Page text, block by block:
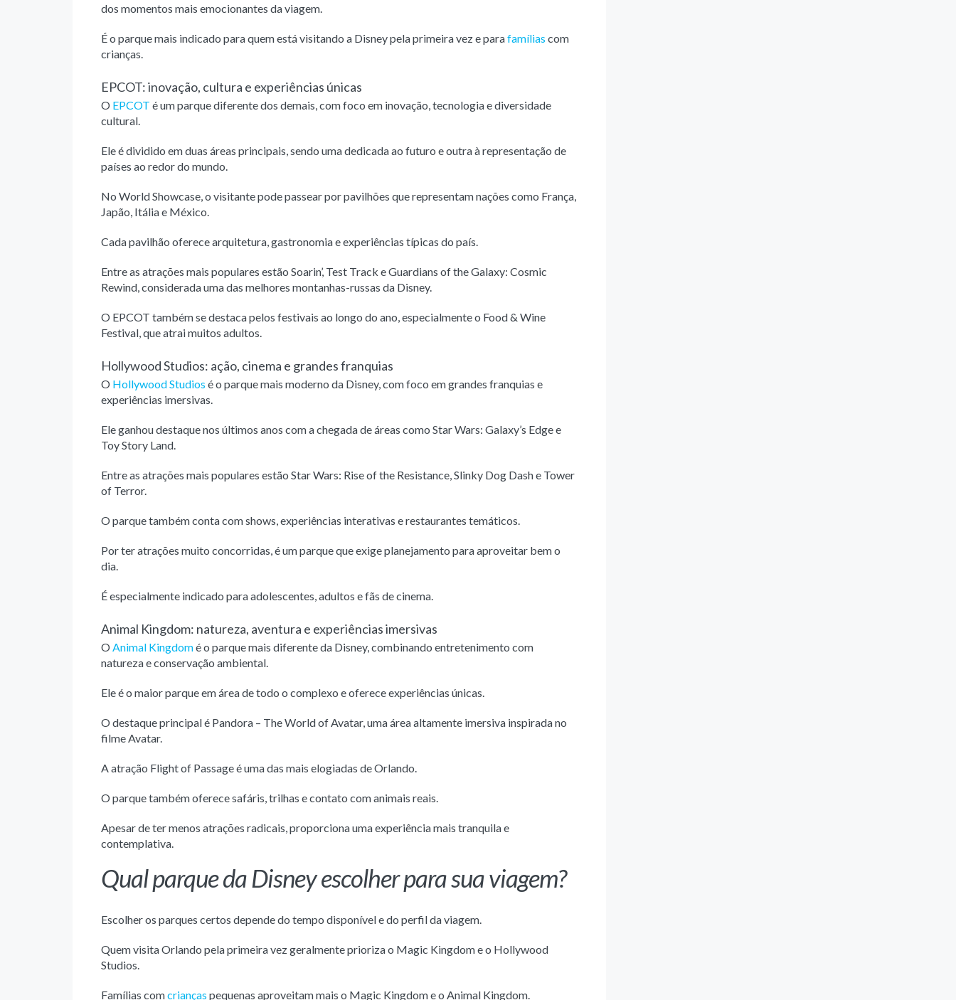
dos momentos mais emocionantes da viagem.
É o parque mais indicado para quem está visitando a Disney pela primeira vez e parafamílias com
crianças.
EPCOT: inovação, cultura e experiências únicas
O EPCOT é um parque diferente dos demais, com foco em inovação, tecnologia e diversidade
cultural.
Ele é dividido em duas áreas principais, sendo uma dedicada ao futuro e outra à representação de
países ao redor do mundo.
No World Showcase, o visitante pode passear por pavilhões que representam nações como França,
Japão, Itália e México.
Cada pavilhão oferece arquitetura, gastronomia e experiências típicas do país.
Entre as atrações mais populares estão Soarin’, Test Track e Guardians of the Galaxy: Cosmic
Rewind, considerada uma das melhores montanhas-russas da Disney.
O EPCOT também se destaca pelos festivais ao longo do ano, especialmente o Food & Wine
Festival, que atrai muitos adultos.
Hollywood Studios: ação, cinema e grandes franquias
O Hollywood Studios é o parque mais moderno da Disney, com foco em grandes franquias e
experiências imersivas.
Ele ganhou destaque nos últimos anos com a chegada de áreas como Star Wars: Galaxy’s Edge e
Toy Story Land.
Entre as atrações mais populares estão Star Wars: Rise of the Resistance, Slinky Dog Dash e Tower
of Terror.
O parque também conta com shows, experiências interativas e restaurantes temáticos.
Por ter atrações muito concorridas, é um parque que exige planejamento para aproveitar bem o
dia.
É especialmente indicado para adolescentes, adultos e fãs de cinema.
Animal Kingdom: natureza, aventura e experiências imersivas
O Animal Kingdomé o parque mais diferente da Disney, combinando entretenimento com
natureza e conservação ambiental.
Ele é o maior parque em área de todo o complexo e oferece experiências únicas.
O destaque principal é Pandora – The World of Avatar, uma área altamente imersiva inspirada no
filme Avatar.
A atração Flight of Passage é uma das mais elogiadas de Orlando.
O parque também oferece safáris, trilhas e contato com animais reais.
Apesar de ter menos atrações radicais, proporciona uma experiência mais tranquila e
contemplativa.
Qual parque da Disney escolher para sua viagem?
Escolher os parques certos depende do tempo disponível e do perfil da viagem.
Quem visita Orlando pela primeira vez geralmente prioriza o Magic Kingdom e o Hollywood
Studios.
Famílias comcrianças pequenas aproveitam mais o Magic Kingdom e o Animal Kingdom.